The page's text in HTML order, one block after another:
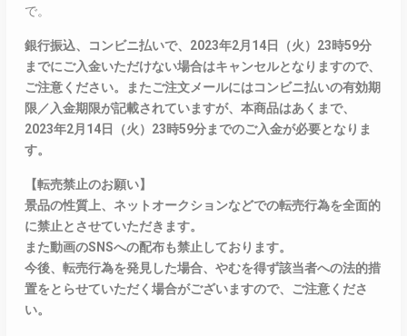
で。
銀行振込、コンビニ払いで、2023年2月14日（火）23時59分
までにご入金いただけない場合はキャンセルとなりますので、
ご注意ください。またご注文メールにはコンビニ払いの有効期
限／入金期限が記載されていますが、本商品はあくまで、
2023年2月14日（火）23時59分までのご入金が必要となりま
す。
【転売禁止のお願い】
景品の性質上、ネットオークションなどでの転売行為を全面的
に禁止とさせていただきます。
また動画のSNSへの配布も禁止しております。
今後、転売行為を発見した場合、やむを得ず該当者への法的措
置をとらせていただく場合がございますので、ご注意くださ
い。